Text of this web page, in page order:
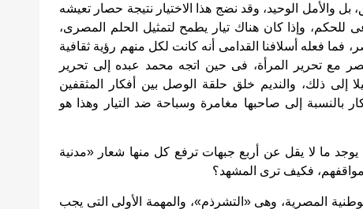
والأمل الوحيد، وقد نضج هذا الاختيار نتيجة حصار تعيشه
للحكم، وإذا كان هناك تيار يطمح لتمثيل الحلم المصرى،
فعله أسلافنا القدامى أنه كانت لكل منهم رؤية ثقافية
مع تحرير المرأة، فى حين اتجه محمد عبده إلى تحرير
إلى ذلك، والنديم خلق حلقة الوصل بين أفكار المثقفين
إلى صاحبها مغامرة وسباحة ضد التيار وهذا هو
ما لا يقل عن أربع جبهات ترفع كل منها شعار «مدنية
ومواقفهم، فكيف ترى المشهد؟
المصرية، وهى «التشرذم»، والمهمة الأولى التى يجب